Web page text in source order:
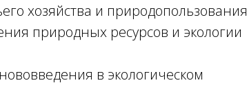
хозяйства и природопользования
природных ресурсов и экологии
в экологическом